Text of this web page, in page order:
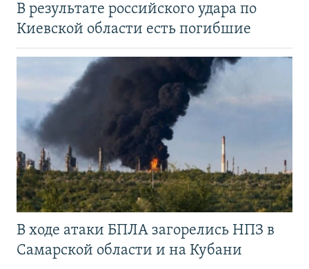
В результате российского удара по
Киевской области есть погибшие
В ходе атаки БПЛА загорелись НПЗ в
Самарской области и на Кубани